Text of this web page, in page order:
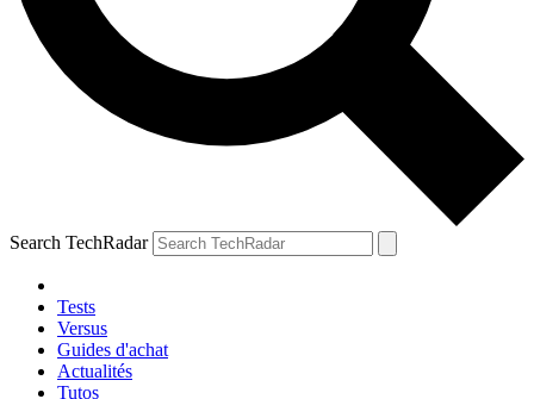
Search TechRadar
Tests
Versus
Guides d'achat
Actualités
Tutos